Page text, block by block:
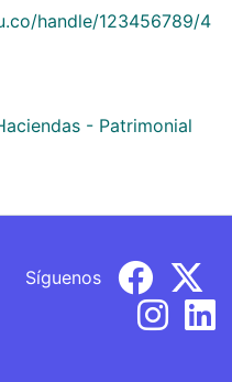
handle/123456789/4
- Patrimonial
Síguenos